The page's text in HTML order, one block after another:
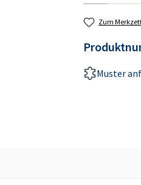
Zum
Muster